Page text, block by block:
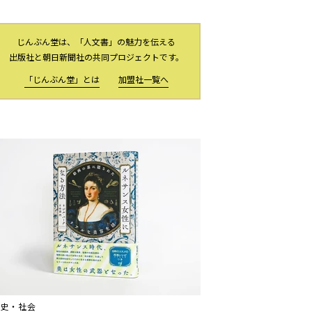
じんぶん堂は、「人文書」の魅力を伝える
出版社と朝日新聞社の共同プロジェクトです。
「じんぶん堂」とは
加盟社一覧へ
・社会